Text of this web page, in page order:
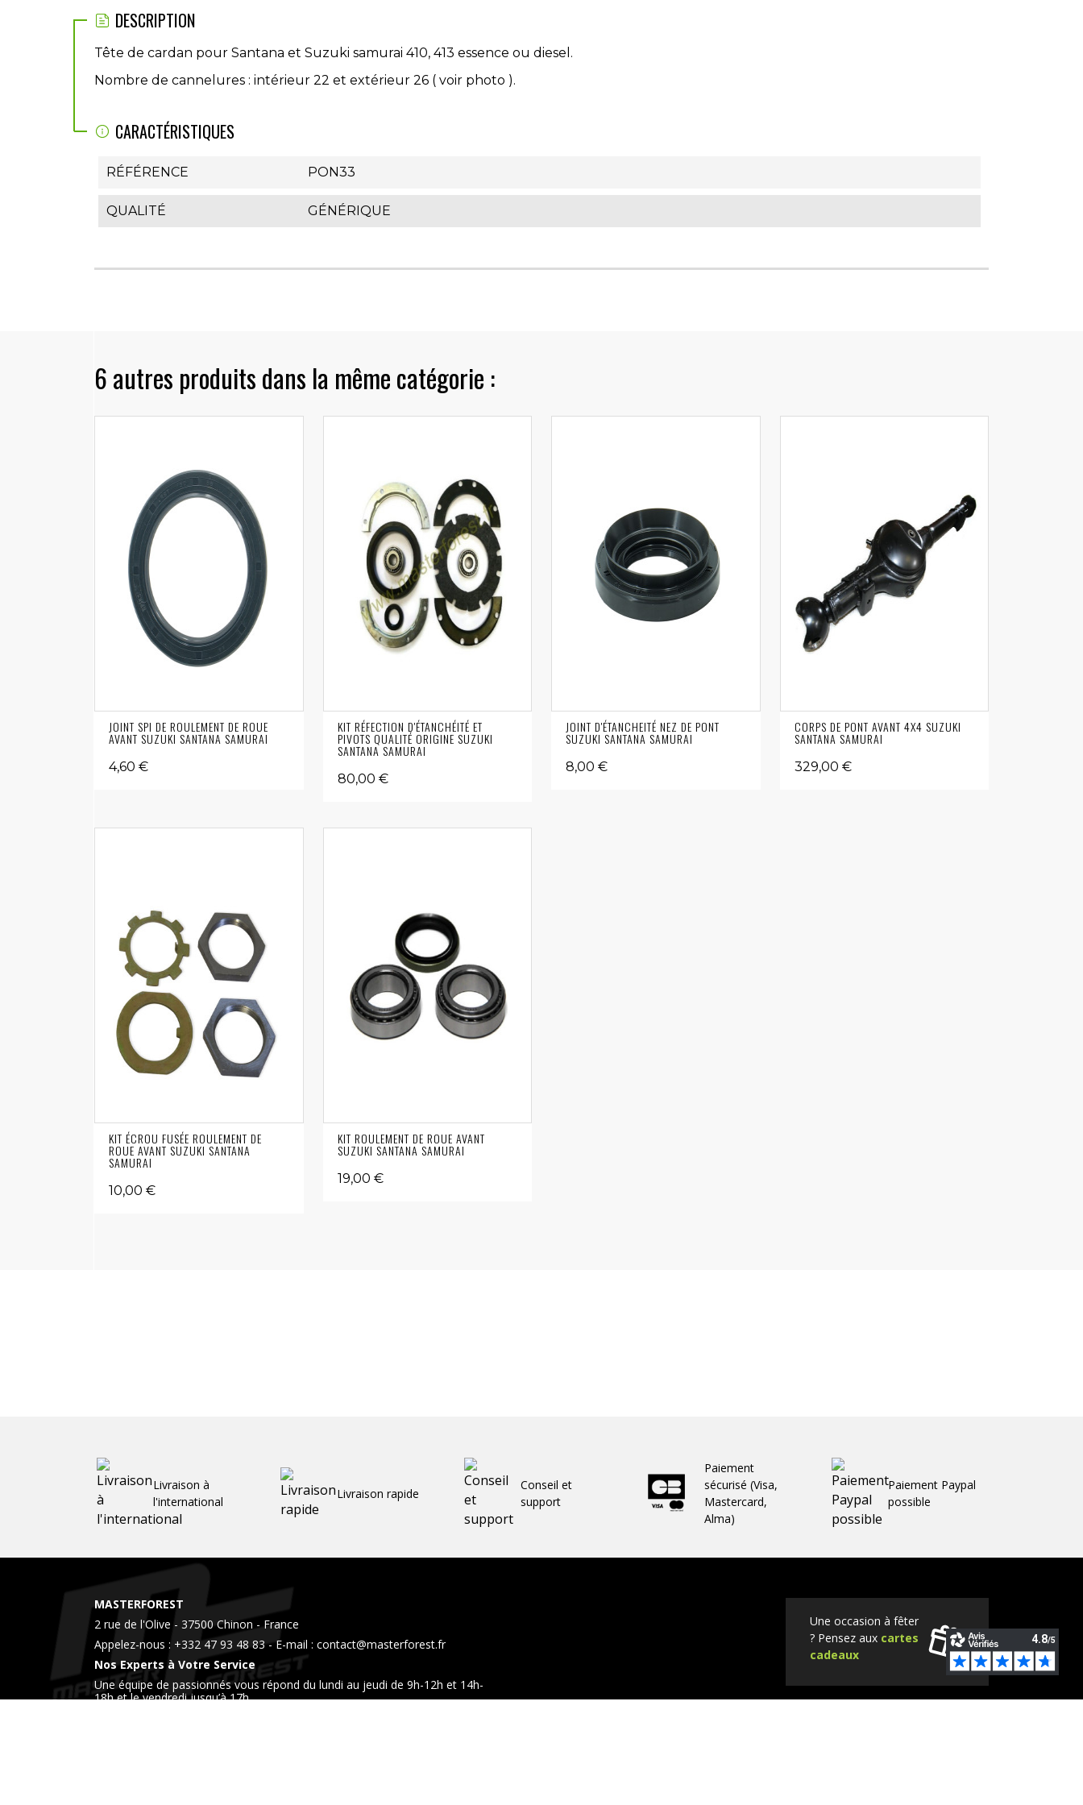
DESCRIPTION
Tête de cardan pour Santana et Suzuki samurai 410, 413 essence ou diesel.
Nombre de cannelures : intérieur 22 et extérieur 26 ( voir photo ).
CARACTÉRISTIQUES
RÉFÉRENCE PON33
QUALITÉ GÉNÉRIQUE
6 autres produits dans la même catégorie :
JOINT SPI DE ROULEMENT DE ROUE
AVANT SUZUKI SANTANA SAMURAI
4,60 €
KIT RÉFECTION D'ÉTANCHÉITÉ ET
PIVOTS QUALITÉ ORIGINE SUZUKI
SANTANA SAMURAI
80,00 €
JOINT D'ÉTANCHEITÉ NEZ DE PONT
SUZUKI SANTANA SAMURAI
8,00 €
CORPS DE PONT AVANT 4X4 SUZUKI
SANTANA SAMURAI
329,00 €
KIT ÉCROU FUSÉE ROULEMENT DE
ROUE AVANT SUZUKI SANTANA
SAMURAI
10,00 €
KIT ROULEMENT DE ROUE AVANT
SUZUKI SANTANA SAMURAI
19,00 €
Livraison à
l'international
Livraison rapide
Conseil et
support
Paiement
sécurisé (Visa,
Mastercard,
Alma)
Paiement Paypal
possible
MASTERFOREST
2 rue de l'Olive - 37500 Chinon - France
Appelez-nous : +332 47 93 48 83- E-mail : contact@masterforest.fr
Nos Experts à Votre Service
Une équipe de passionnés vous répond du lundi au jeudi de 9h-12h et 14h-
18h et le vendredi jusqu’à 17h
Une occasion à fêter
? Pensez aux cartes
cadeaux